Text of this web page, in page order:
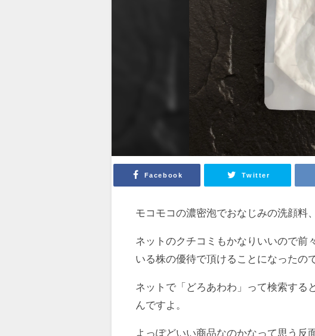
Facebook Twitter
モコモコの濃密泡でおなじみの洗顔料
ネットのクチコミもかなりいいので前
いる株の優待で頂けることになったの
ネットで「どろあわわ」って検索する
んですよ。
よっぽどいい商品なのかなって思う反